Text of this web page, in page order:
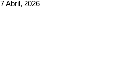
7 Abril, 2026